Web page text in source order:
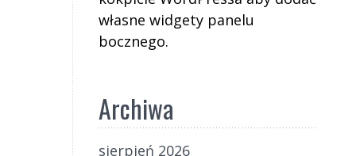
własne widgety panelu
bocznego.
Archiwa
sierpień 2026